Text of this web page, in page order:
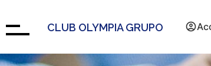
CLUB OLYMPIA GRUPO